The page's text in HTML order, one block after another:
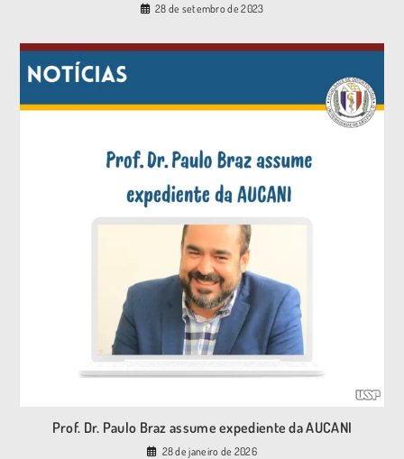
28 de setembro de 2023
Prof. Dr. Paulo Braz assume expediente da AUCANI
28 de janeiro de 2026